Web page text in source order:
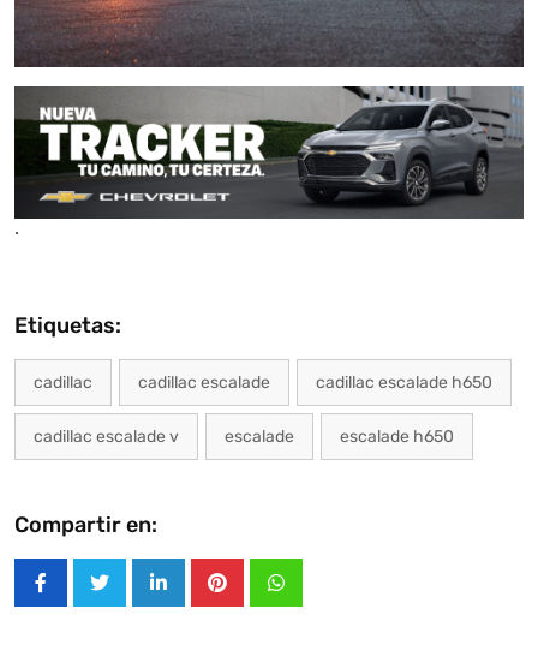
.
Etiquetas:
cadillac cadillac escalade cadillac escalade h650
cadillac escalade v escalade escalade h650
Compartir en:
LinkedInPinterestWhatsapp